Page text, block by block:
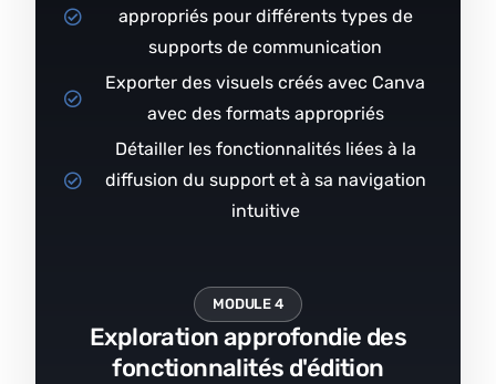
appropriés pour différents types de
supports de communication
Exporter des visuels créés avec Canva
avec des formats appropriés
Détailler les fonctionnalités liées à la
diffusion du support et à sa navigation
intuitive
MODULE 4
Exploration approfondie des
fonctionnalités d'édition